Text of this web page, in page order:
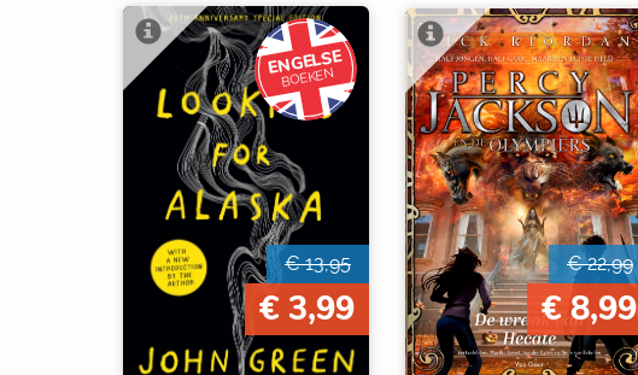
ENGELSE
BOEKEN
€ 13,95
€ 3,99
€ 22,99
€ 8,99